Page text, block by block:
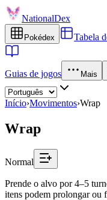
NationalDex
Pokédex Tabela
Guias de jogos Mais
Início›Movimentos›Wrap
Wrap
Normal
Prende o alvo por 4–5
itens podem prolongar ou